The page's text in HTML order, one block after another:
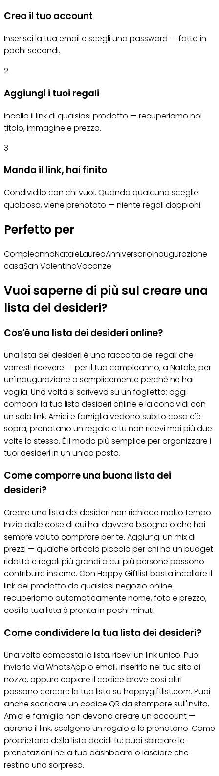
Crea il tuo account
Inserisci la tua email e scegli una password — fatto in
pochi secondi.
2
Aggiungi i tuoi regali
Incolla il link di qualsiasi prodotto — recuperiamo noi
titolo, immagine e prezzo.
3
Manda il link, hai finito
Condividilo con chi vuoi. Quando qualcuno sceglie
qualcosa, viene prenotato — niente regali doppioni.
Perfetto per
CompleannoNataleLaureaAnniversarioInaugurazione
casaSan ValentinoVacanze
Vuoi saperne di più sul creare una
lista dei desideri?
Cos'è una lista dei desideri online?
Una lista dei desideri è una raccolta dei regali che
vorresti ricevere — per il tuo compleanno, a Natale, per
un'inaugurazione o semplicemente perché ne hai
voglia. Una volta si scriveva su un foglietto; oggi
componi la tua lista desideri online e la condividi con
un solo link. Amici e famiglia vedono subito cosa c'è
sopra, prenotano un regalo e tu non ricevi mai più due
volte lo stesso. È il modo più semplice per organizzare i
tuoi desideri in un unico posto.
Come comporre una buona lista dei
desideri?
Creare una lista dei desideri non richiede molto tempo.
Inizia dalle cose di cui hai davvero bisogno o che hai
sempre voluto comprare per te. Aggiungi un mix di
prezzi — qualche articolo piccolo per chi ha un budget
ridotto e regali più grandi a cui più persone possono
contribuire insieme. Con Happy Giftlist basta incollare il
link del prodotto da qualsiasi negozio online:
recuperiamo automaticamente nome, foto e prezzo,
così la tua lista è pronta in pochi minuti.
Come condividere la tua lista dei desideri?
Una volta composta la lista, ricevi un link unico. Puoi
inviarlo via WhatsApp o email, inserirlo nel tuo sito di
nozze, oppure copiare il codice breve così altri
possono cercare la tua lista su happygiftlist.com. Puoi
anche scaricare un codice QR da stampare sull'invito.
Amici e famiglia non devono creare un account —
aprono il link, scelgono un regalo e lo prenotano. Come
proprietario della lista decidi tu: puoi sbirciare le
prenotazioni nella tua dashboard o lasciare che
restino una sorpresa.